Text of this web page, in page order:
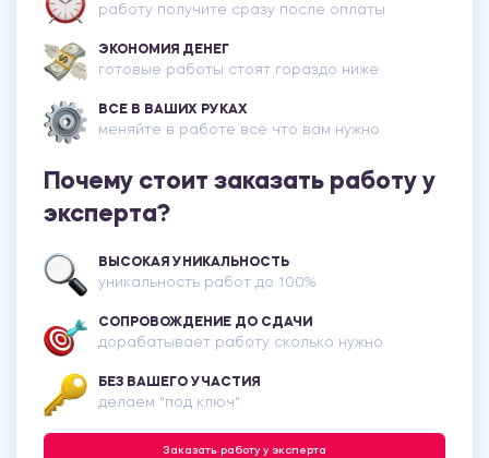
работу получите сразу после оплаты
ЭКОНОМИЯ ДЕНЕГ
готовые работы стоят гораздо ниже
ВСЕ В ВАШИХ РУКАХ
меняйте в работе всё что вам нужно
Почему стоит заказать работу у
эксперта?
ВЫСОКАЯ УНИКАЛЬНОСТЬ
уникальность работ до 100%
СОПРОВОЖДЕНИЕ ДО СДАЧИ
дорабатывает работу сколько нужно
БЕЗ ВАШЕГО УЧАСТИЯ
делаем "под ключ"
Заказать работу у эксперта